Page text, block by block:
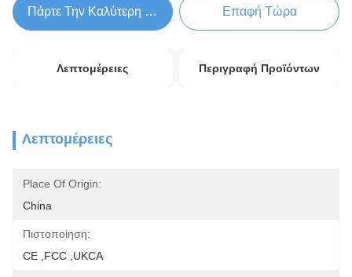
Πάρτε Την Καλύτερη Τιμή Επαφή Τώρα
Λεπτομέρειες Περιγραφή Προϊόντων
Λεπτομέρειες
Place Of Origin:
China
Πιστοποίηση:
CE ,FCC ,UKCA